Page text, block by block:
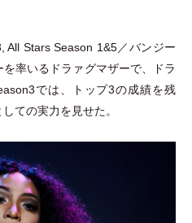
All Stars Season 1&5／バンジー
率いるドラァグマザーで、ドラ
では、トップ3の成績を残
ての実力を見せた。